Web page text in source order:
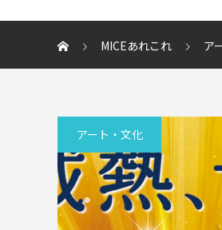
MICEあれこれ ア
アート・文化